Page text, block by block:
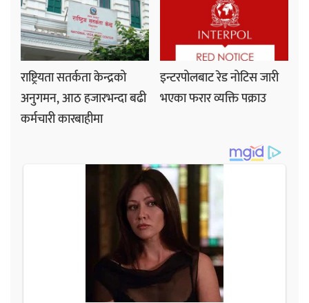
राष्ट्रियता सतर्कता केन्द्रको
अनुगमन, आठ हजारभन्दा बढी
कर्मचारी कारबाहीमा
इन्टरपोलबाट रेड नोटिस जारी
भएका फरार व्यक्ति पक्राउ